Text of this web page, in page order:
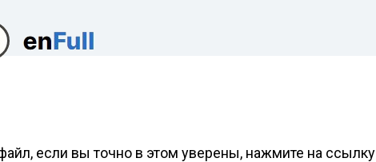
если вы точно в этом уверены, нажмите на ссылку